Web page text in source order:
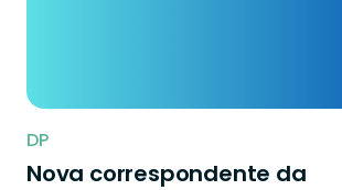
DP
Nova correspondente da